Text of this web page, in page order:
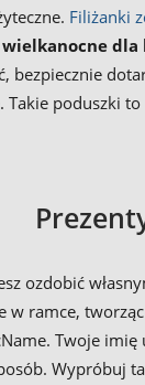
Filiżanki
dla
bezpiecznie
poduszki
ozdobić
w ramce,
Twoje
Wypróbuj